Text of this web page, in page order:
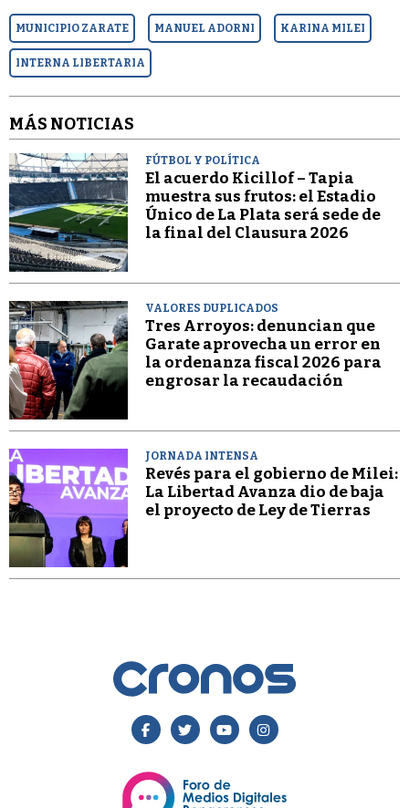
MUNICIPIO ZARATE MANUEL ADORNI KARINA MILEI
INTERNA LIBERTARIA
MÁS NOTICIAS
FÚTBOL Y POLÍTICA
El acuerdo Kicillof – Tapia
muestra sus frutos: el Estadio
Único de La Plata será sede de
la final del Clausura 2026
VALORES DUPLICADOS
Tres Arroyos: denuncian que
Garate aprovecha un error en
la ordenanza fiscal 2026 para
engrosar la recaudación
JORNADA INTENSA
Revés para el gobierno de Milei:
La Libertad Avanza dio de baja
el proyecto de Ley de Tierras